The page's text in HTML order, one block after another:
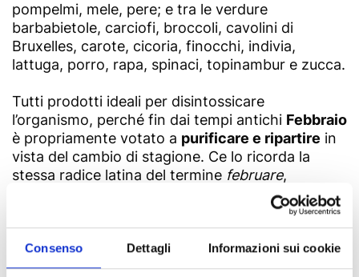
Consenso Dettagli Informazioni sui cookie
pompelmi, mele, pere; e tra le verdure
barbabietole, carciofi, broccoli, cavolini di
Bruxelles, carote, cicoria, finocchi, indivia,
lattuga, porro, rapa, spinaci, topinambur e zucca.
Tutti prodotti ideali per disintossicare
l’organismo, perché fin dai tempi antichi Febbraio
è propriamente votato a purificare e ripartire in
vista del cambio di stagione. Ce lo ricorda la
stessa radice latina del termine februare,
E quale modo migliore per depurare il corpo se
non con i broccoli, ricchi di fibre e acqua, vera e
propria miniera di vitamine e perfetti per